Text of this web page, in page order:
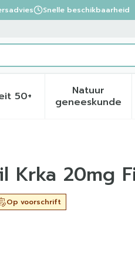
Snelle beschikbaarheid
categorie
vitamines categorie
Zwangerschap en
50+
Toon submenu voor
Natuur
geneeskunde
Toon
Krka 20mg
Op voorschrift